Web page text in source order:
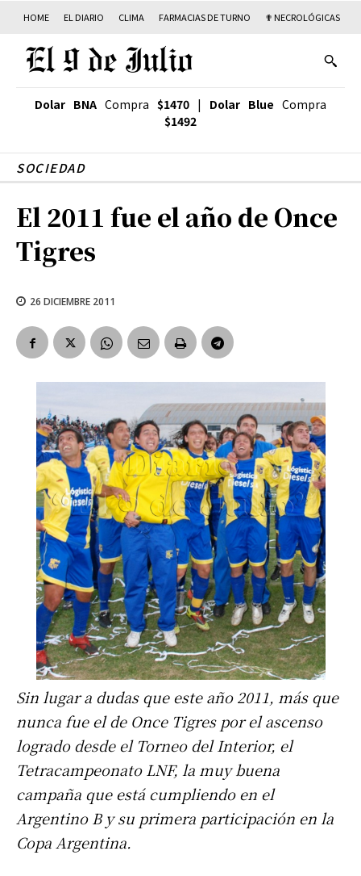
HOME EL DIARIO CLIMA FARMACIAS DE TURNO ✟ NECROLÓGICAS
Dolar BNA Compra $1470 | Dolar Blue Compra
$1492
SOCIEDAD
El 2011 fue el año de Once
Tigres
26 DICIEMBRE 2011
Sin lugar a dudas que este año 2011, más que
nunca fue el de Once Tigres por el ascenso
logrado desde el Torneo del Interior, el
Tetracampeonato LNF, la muy buena
campaña que está cumpliendo en el
Argentino B y su primera participación en la
Copa Argentina.